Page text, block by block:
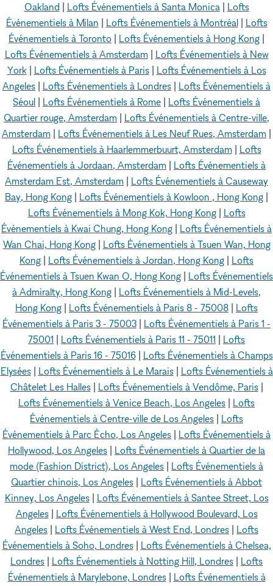
Oakland
Lofts Événementiels à Santa Monica| Lofts
Événementiels à Milan
Lofts Événementiels à Montréal| Lofts
Événementiels à Toronto
Lofts Événementiels à Hong Kong
Lofts Événementiels à Amsterdam| Lofts Événementiels à New
York| Lofts Événementiels à Paris| Lofts Événementiels à Los
Angeles
Lofts Événementiels à Londres
Lofts Événementiels à
Séoul
Lofts Événementiels à Rome
Lofts Événementiels à
Quartier rouge, Amsterdam
Lofts Événementiels à Centre-ville,
Amsterdam
Lofts Événementiels à Les Neuf Rues, Amsterdam
Lofts Événementiels à Haarlemmerbuurt, Amsterdam| Lofts
Événementiels à Jordaan, Amsterdam
Lofts Événementiels à
Amsterdam Est, Amsterdam
Lofts Événementiels à Causeway
Bay, Hong Kong
Lofts Événementiels à Kowloon , Hong Kong
Lofts Événementiels à Mong Kok, Hong Kong| Lofts
Événementiels à Kwai Chung, Hong Kong
Lofts Événementiels à
Wan Chai, Hong Kong| Lofts Événementiels à Tsuen Wan, Hong
Kong
Lofts Événementiels à Jordan, Hong Kong
Lofts
Événementiels à Tsuen Kwan O, Hong Kong
Lofts Événementiels
à Admiralty, Hong Kong
Lofts Événementiels à Mid-Levels,
Hong Kong
Lofts Événementiels à Paris 8 - 75008
Lofts
Événementiels à Paris 3 - 75003
Lofts Événementiels à Paris 1 -
75001
Lofts Événementiels à Paris 11 - 75011
Lofts
Événementiels à Paris 16 - 75016| Lofts Événementiels à Champs
Elysées| Lofts Événementiels à Le Marais| Lofts Événementiels à
Châtelet Les Halles| Lofts Événementiels à Vendôme, Paris|
Lofts Événementiels à Venice Beach, Los Angeles
Lofts
Événementiels à Centre-ville de Los Angeles
Lofts
Événementiels à Parc Écho, Los Angeles
Lofts Événementiels à
Hollywood, Los Angeles
Lofts Événementiels à Quartier de la
mode (Fashion District), Los Angeles
Lofts Événementiels à
Quartier chinois, Los Angeles
Lofts Événementiels à Abbot
Kinney, Los Angeles| Lofts Événementiels à Santee Street, Los
Angeles| Lofts Événementiels à Hollywood Boulevard, Los
Angeles
Lofts Événementiels à West End, Londres
Lofts
Événementiels à Soho, Londres| Lofts Événementiels à Chelsea,
Londres
Lofts Événementiels à Notting Hill, Londres
Lofts
Événementiels à Marylebone, Londres| Lofts Événementiels à